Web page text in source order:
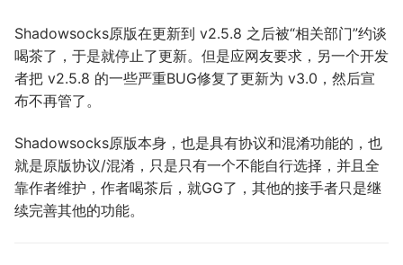
Shadowsocks原版在更新到 v2.5.8 之后被“相关部门”约谈
喝茶了，于是就停止了更新。但是应网友要求，另一个开发
者把 v2.5.8 的一些严重BUG修复了更新为 v3.0，然后宣
布不再管了。
Shadowsocks原版本身，也是具有协议和混淆功能的，也
就是原版协议/混淆，只是只有一个不能自行选择，并且全
靠作者维护，作者喝茶后，就GG了，其他的接手者只是继
续完善其他的功能。